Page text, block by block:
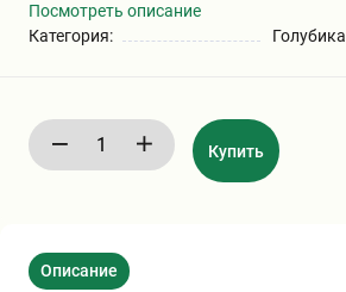
Зелень и пряные травы
Посмотреть описание
Категория:
Голубика
Купить
Описание